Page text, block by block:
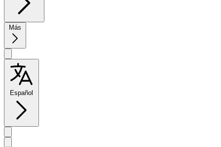
Más
Español